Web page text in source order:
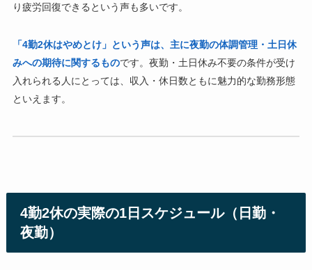
り疲労回復できるという声も多いです。
「4勤2休はやめとけ」という声は、主に夜勤の体調管理・土日休
みへの期待に関するものです。夜勤・土日休み不要の条件が受け
入れられる人にとっては、収入・休日数ともに魅力的な勤務形態
といえます。
4勤2休の実際の1日スケジュール（日勤・
夜勤）